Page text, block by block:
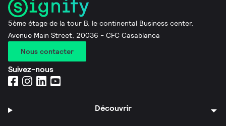
5ème étage de la tour B, le continental Business center,
Avenue Main Street, 20036 - CFC Casablanca
Nous contacter
Suivez-nous
Découvrir